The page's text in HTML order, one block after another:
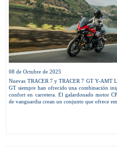
08 de Octubre de 2025
Nuevas TRACER 7 y TRACER 7 GT Y-AMT
GT siempre han ofrecido una combinación
confort en carretera. El galardonado motor
de vanguardia crean un conjunto que ofrece